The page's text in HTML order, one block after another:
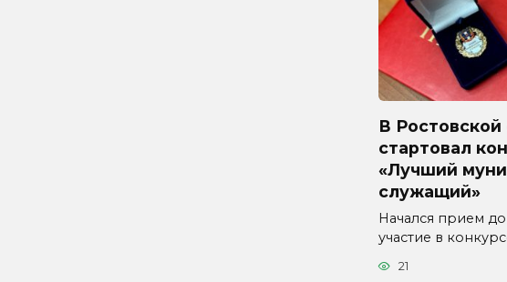
В Ростовской
стартовал
«Лучший
служащий»
Начался прием
участие в
21